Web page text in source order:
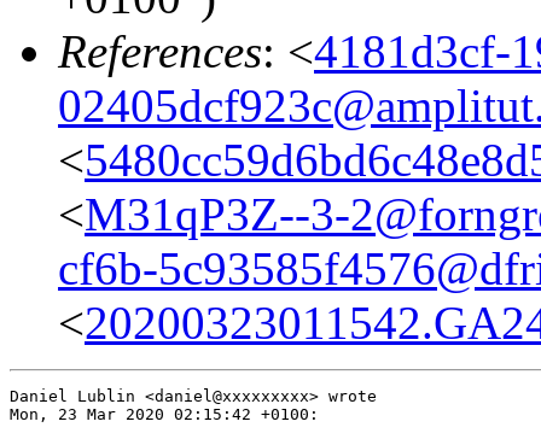
References: <4181d3cf-
<
<M31qP3Z--3-
cf6b-
<
Daniel Lublin <daniel@xxxxxxxxx> wrote
Mon, 23 Mar 2020 02:15:42 +0100: